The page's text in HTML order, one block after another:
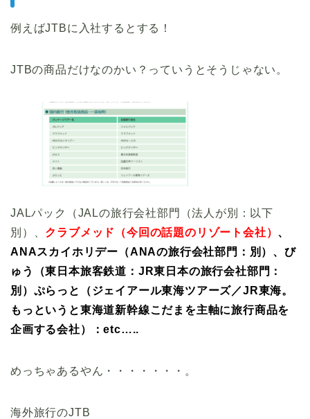
例えばJTBに入社するとする！
JTBの商品だけなのかい？っていうとそうじゃない。
JALパック（JALの旅行会社部門（法人が別：以下
別）、 クラブメッド（今回の話題のリゾート会社） 、
ANAスカイホリデー（ANAの旅行会社部門：別）、び
ゅう（東日本旅客鉄道：JR東日本の旅行会社部門：
別）ぷらっと（ジェイアール東海ツアーズ／JR東海。
もっというと東海道新幹線こだまを主軸に旅行商品を
企画する会社）：etc…..
めっちゃあるやん・・・・・・・。
海外旅行のJTB